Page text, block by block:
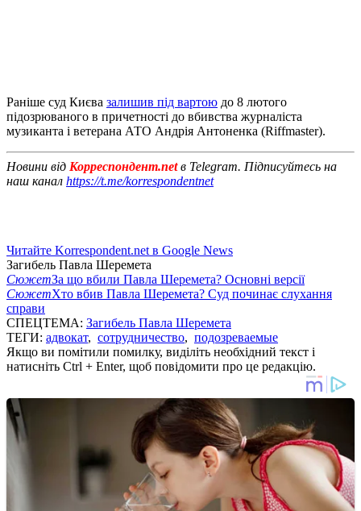
Раніше суд Києва залишив під вартою до 8 лютого
підозрюваного в причетності до вбивства журналіста
музиканта і ветерана АТО Андрія Антоненка (Riffmaster).
Новини від Корреспондент.netв Telegram. Підписуйтесь на
наш канал https://t.me/korrespondentnet
Читайте Korrespondent.net в Google News
Загибель Павла Шеремета
СюжетЗа що вбили Павла Шеремета? Основні версії
СюжетХто вбив Павла Шеремета? Суд починає слухання
справи
СПЕЦТЕМА: Загибель Павла Шеремета
ТЕГИ: адвокат, сотрудничество, подозреваемые
Якщо ви помітили помилку, виділіть необхідний текст і
натисніть Ctrl + Enter, щоб повідомити про це редакцію.